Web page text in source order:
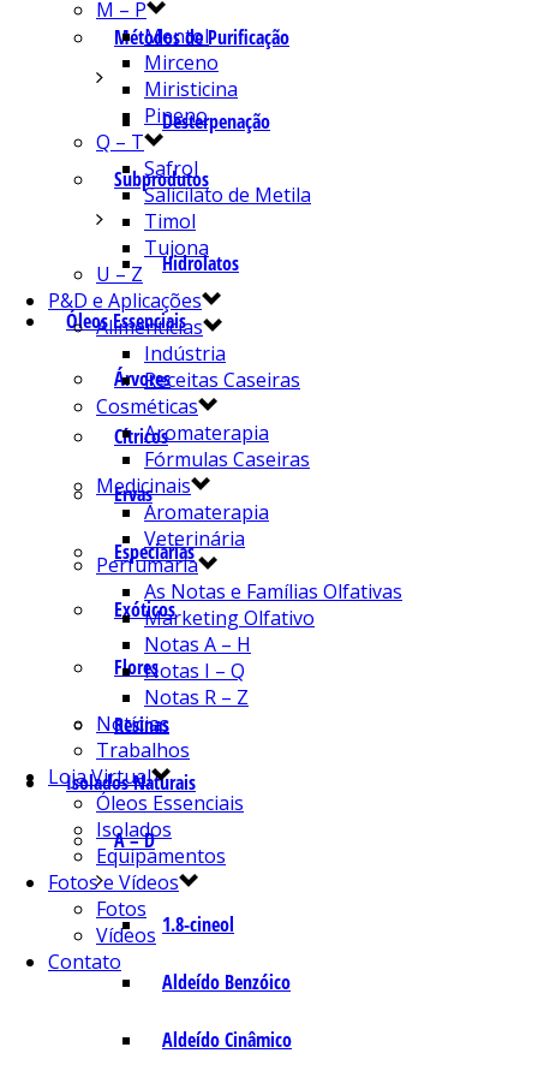
Métodos de Purificação
Desterpenação
Subprodutos
Hidrolatos
Óleos Essenciais
Árvores
Cítricos
Ervas
Especiarias
Exóticos
Flores
Resinas
Isolados Naturais
A – D
1.8-cineol
Aldeído Benzóico
Aldeído Cinâmico
M – P
Mentol
Mirceno
Miristicina
Pineno
Q – T
Safrol
Salicilato de Metila
Timol
Tujona
U – Z
P&D e Aplicações
Alimentícias
Indústria
Receitas Caseiras
Cosméticas
Aromaterapia
Fórmulas Caseiras
Medicinais
Aromaterapia
Veterinária
Perfumaria
As Notas e Famílias Olfativas
Marketing Olfativo
Notas A – H
Notas I – Q
Notas R – Z
Notícias
Trabalhos
Loja Virtual
Óleos Essenciais
Isolados
Equipamentos
Fotos e Vídeos
Fotos
Vídeos
Contato